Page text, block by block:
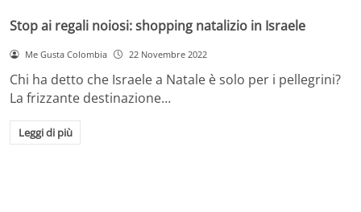
Stop ai regali noiosi: shopping natalizio in Israele
Me Gusta Colombia 22 Novembre 2022
Chi ha detto che Israele a Natale è solo per i pellegrini?
La frizzante destinazione…
Leggi di più